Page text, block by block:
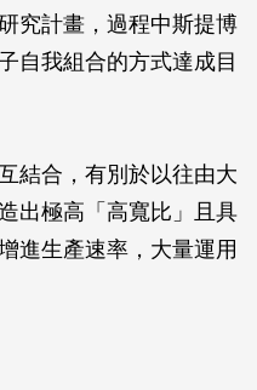
究計畫，過程中斯提博
自我組合的方式達成目
結合，有別於以往由大
出極高「高寬比」且具
進生產速率，大量運用